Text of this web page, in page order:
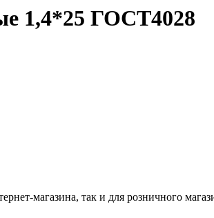
1,4*25 ГОСТ4028
магазина, так и для розничного